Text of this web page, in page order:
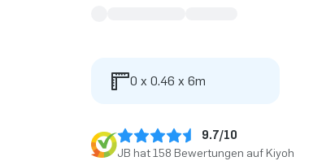
0 x 0.46 x 6m
9.7/10
JB hat 158 Bewertungen auf Kiyoh